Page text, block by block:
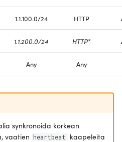
1.1.100.0/24 HTTP
1.1.200.0/24 HTTP*
Any Any
synkronoida korkean
vaatien heartbeat
kaapeleita